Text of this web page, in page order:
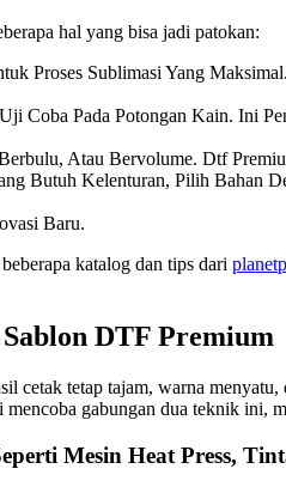
hal yang bisa jadi patokan:
Proses Sublimasi Yang
Coba Pada Potongan Kain. Ini
Atau Bervolume. Dtf
Butuh Kelenturan, Pilih Bahan
Baru.
katalog dan tips dari
DTF Premium
tetap tajam, warna
gabungan dua teknik
Mesin Heat Press,